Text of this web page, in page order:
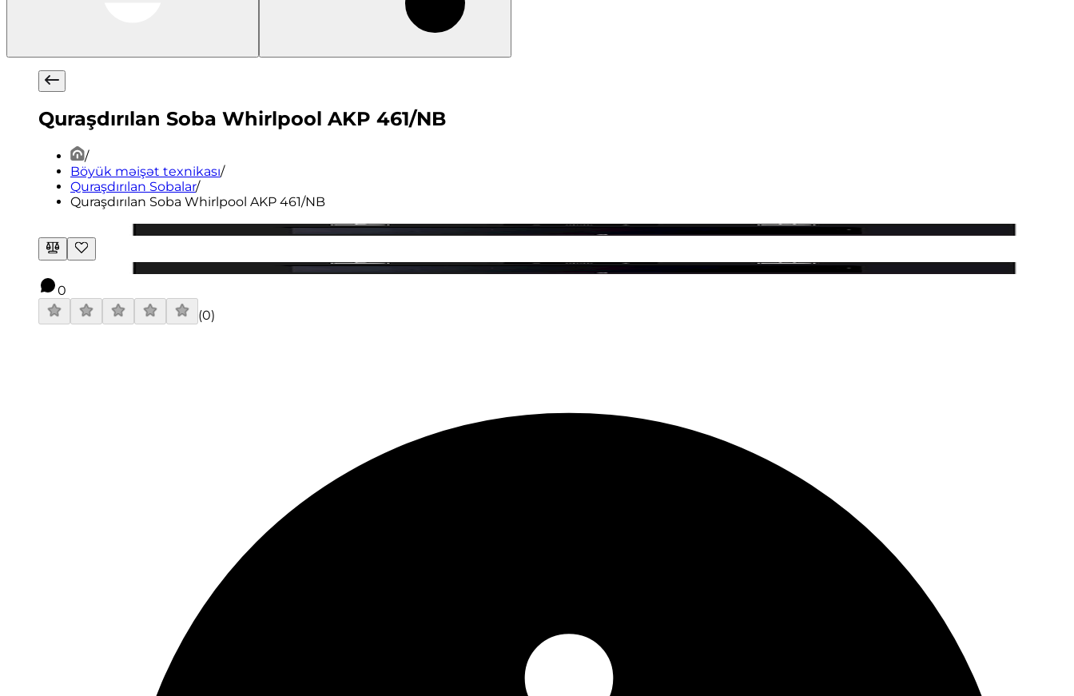
Quraşdırılan Soba Whirlpool AKP 461/NB
/
Böyük məişət texnikası/
Quraşdırılan Sobalar/
Quraşdırılan Soba Whirlpool AKP 461/NB
0
(0)